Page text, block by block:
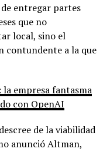
de entregar partes
que no
local, sino el
contundente a la que
la empresa fantasma
con OpenAI
de la viabilidad
anunció Altman,